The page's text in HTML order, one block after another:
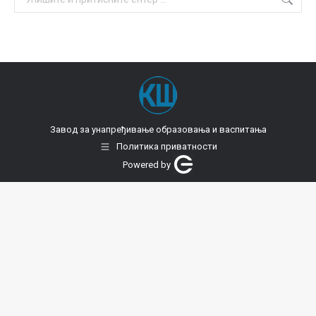
Завод за унапређивање образовања и васпитања
Политика приватности
Powered by